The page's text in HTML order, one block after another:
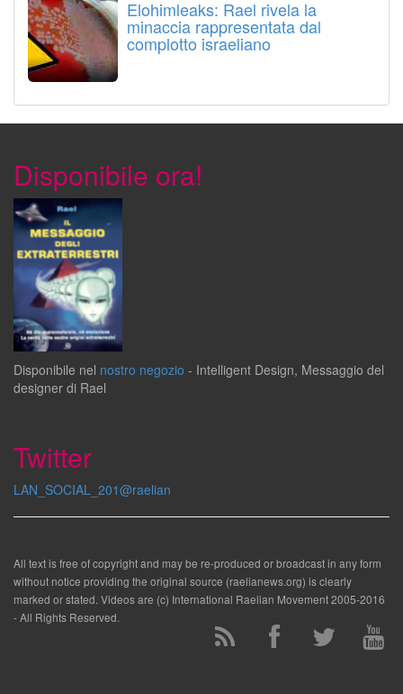
Elohimleaks: Rael rivela la
minaccia rappresentata dal
complotto israeliano
Disponibile ora!
Disponibile nel nostro negozio - Intelligent Design, Messaggio del
designer di Rael
Twitter
LAN_SOCIAL_201@raelian
All text is free of copyright and may be re-produced or broadcast in any form
without notice providing the original source (raelianews.org) is clearly
marked or stated. Videos are (c) International Raelian Movement 2005-2016
- All Rights Reserved.